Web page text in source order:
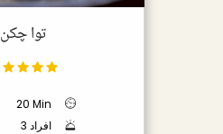
توا چکن
20 Min
3 افراد